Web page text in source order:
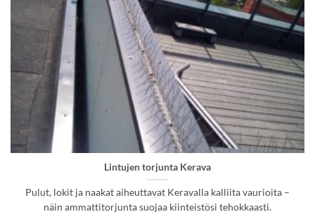
Lintujen torjunta Kerava
Pulut, lokit ja naakat aiheuttavat Keravalla kalliita vaurioita –
näin ammattitorjunta suojaa kiinteistösi tehokkaasti.